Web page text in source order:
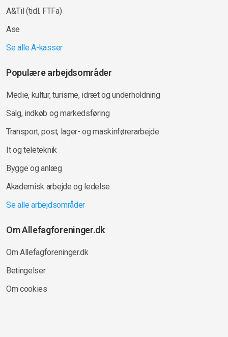
A&Til (tidl. FTFa)
Ase
Se alle A-kasser
Populære arbejdsområder
Medie, kultur, turisme, idræt og underholdning
Salg, indkøb og markedsføring
Transport, post, lager- og maskinførerarbejde
It og teleteknik
Bygge og anlæg
Akademisk arbejde og ledelse
Se alle arbejdsområder
Om Allefagforeninger.dk
Om Allefagforeninger.dk
Betingelser
Om cookies